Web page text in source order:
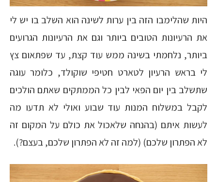
היות שהלימבו הזה בין ערות לשינה הוא השלב בו יש לי
את הרעיונות הטובים ביותר וגם את הרעיונות הגרועים
ביותר, נלחמתי בשינה ממש עוד קצת, עד שפתאום צץ
לי בראש הרעיון לטארט חטיפי שוקולד, כלומר עוגה
שתשלב בין יום הפאי לבין כל הממתקים שאתם הולכים
לקבל במשלוח המנות עוד שבוע ואולי לא תדעו מה
לעשות איתם (בהנחה שלאכול את כולם על המקום זה
לא הפתרון שלכם) (למה זה לא הפתרון שלכם, בעצם?).